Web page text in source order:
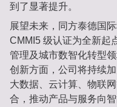
到了显著提升。
展望未来，同方泰德国
CMMI5 级认证为全新起
管理及城市数智化转型
创新方面，公司将持续
大数据、云计算、物联
合，推动产品与服务向